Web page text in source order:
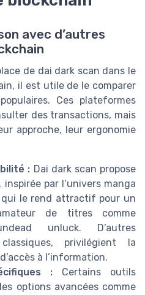
avec d’autres
de dai dark scan dans le
il est utile de le comparer
Ces plateformes
des transactions, mais
approche, leur ergonomie
: Dai dark scan propose
par l’univers manga
le rend attractif pour un
de titres comme
unluck. D’autres
privilégient la
à l’information.
: Certains outils
options avancées comme